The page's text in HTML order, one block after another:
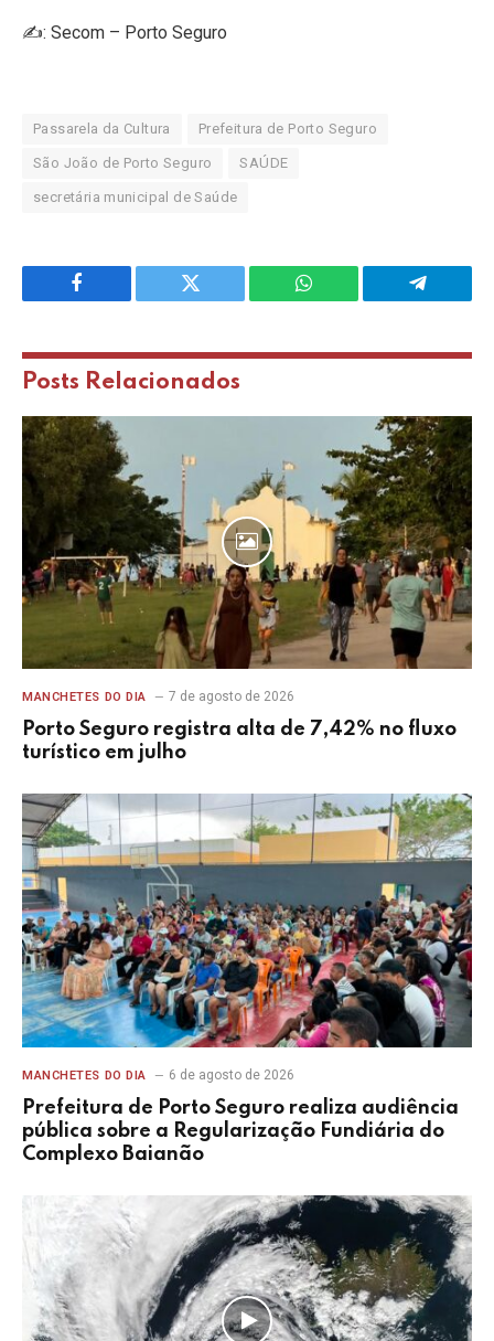
✍️: Secom – Porto Seguro
Passarela da Cultura Prefeitura de Porto Seguro
São João de Porto Seguro SAÚDE
secretária municipal de Saúde
Facebook Twitter WhatsApp Telegram
Posts Relacionados
MANCHETES DO DIA 7 de agosto de 2026
Porto Seguro registra alta de 7,42% no fluxo
turístico em julho
MANCHETES DO DIA 6 de agosto de 2026
Prefeitura de Porto Seguro realiza audiência
pública sobre a Regularização Fundiária do
Complexo Baianão